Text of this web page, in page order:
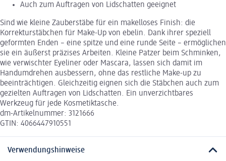
Auch zum Auftragen von Lidschatten geeignet
Sind wie kleine Zauberstäbe für ein makelloses Finish: die
Korrekturstäbchen für Make-Up von ebelin. Dank ihrer speziell
geformten Enden – eine spitze und eine runde Seite – ermöglichen
sie ein äußerst präzises Arbeiten. Kleine Patzer beim Schminken,
wie verwischter Eyeliner oder Mascara, lassen sich damit im
Handumdrehen ausbessern, ohne das restliche Make-up zu
beeinträchtigen. Gleichzeitig eignen sich die Stäbchen auch zum
gezielten Auftragen von Lidschatten. Ein unverzichtbares
Werkzeug für jede Kosmetiktasche.
dm-Artikelnummer: 3121666
GTIN: 4066447910551
Verwendungshinweise